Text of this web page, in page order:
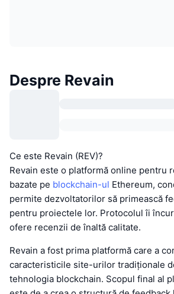
Despre Revain
Ce este Revain (REV)?
Revain este o platformă online pentru
bazate pe blockchain-ul Ethereum,
permite dezvoltatorilor să primească
pentru proiectele lor. Protocolul îi
ofere recenzii de înaltă calitate.
Revain a fost prima platformă care a
caracteristicile site-urilor tradiționale
tehnologia blockchain. Scopul final al